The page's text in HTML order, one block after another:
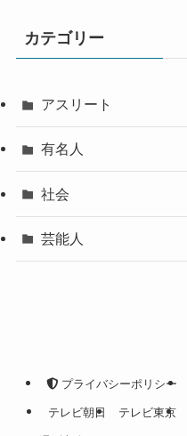
カテゴリー
アスリート
有名人
社会
芸能人
プライバシーポリシー
テレビ朝日 テレビ東京